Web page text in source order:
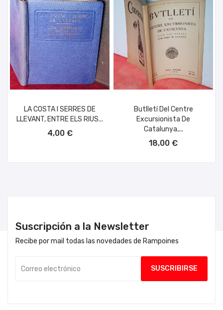
LA COSTA I SERRES DE
LLEVANT, ENTRE ELS RIUS...
4,00 €
Butlletí Del Centre
Excursionista De
Catalunya,...
18,00 €
Suscripción a la Newsletter
Recibe por mail todas las novedades de Rampoines